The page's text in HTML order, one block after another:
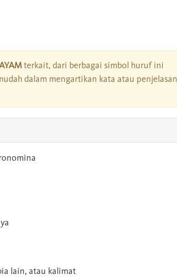
terkait, dari berbagai simbol huruf ini
dalam mengartikan kata atau penjelasan
lain, atau kalimat